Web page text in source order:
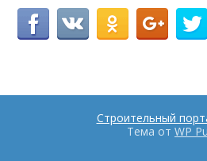
Строительный
Тема от WP